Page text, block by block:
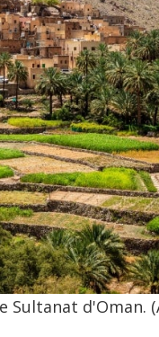
Sultanat d'Oman.